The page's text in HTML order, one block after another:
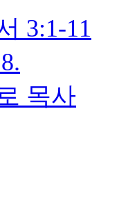
3:1-11
목사